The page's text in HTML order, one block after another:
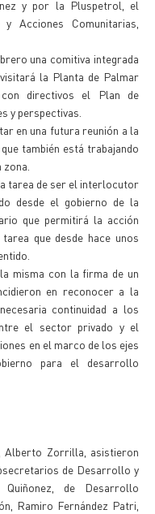
y por la Pluspetrol, el
Acciones Comunitarias,
una comitiva integrada
la Planta de Palmar
directivos el Plan de
y perspectivas.
en una futura reunión a la
también está trabajando
tarea de ser el interlocutor
desde el gobierno de la
que permitirá la acción
que desde hace unos
misma con la firma de un
en reconocer a la
continuidad a los
el sector privado y el
en el marco de los ejes
para el desarrollo
Alberto Zorrilla, asistieron
de Desarrollo y
Quiñonez, de Desarrollo
Ramiro Fernández Patri,